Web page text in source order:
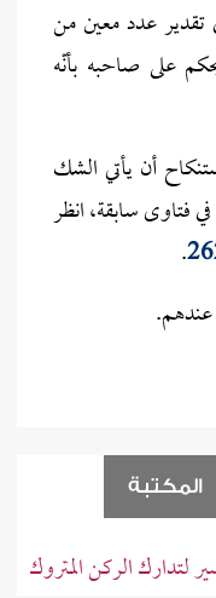
تقدير عدد معين من
على صاحبه بأنّه
أن يأتي الشك
فتاوى سابقة، انظر
.
المكتبة
لتدارك الركن المتروك